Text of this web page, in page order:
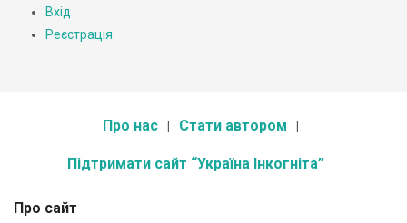
Вхід
Реєстрація
Про нас Стати автором
Підтримати сайт “Україна Інкогніта”
Про сайт